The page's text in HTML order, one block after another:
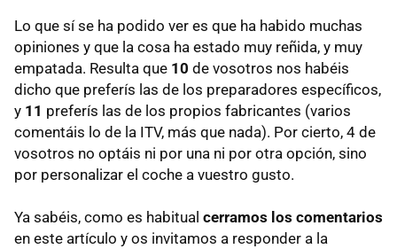
Lo que sí se ha podido ver es que ha habido muchas
opiniones y que la cosa ha estado muy reñida, y muy
empatada. Resulta que 10 de vosotros nos habéis
dicho que preferís las de los preparadores específicos,
y 11 preferís las de los propios fabricantes (varios
comentáis lo de la ITV, más que nada). Por cierto, 4 de
vosotros no optáis ni por una ni por otra opción, sino
por personalizar el coche a vuestro gusto.
Ya sabéis, como es habitual cerramos los comentarios
en este artículo y os invitamos a responder a la